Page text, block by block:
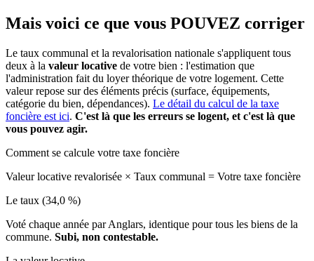
Mais voici ce que vous POUVEZ corriger
Le taux communal et la revalorisation nationale s'appliquent tous
deux à la valeur locative de votre bien : l'estimation que
l'administration fait du loyer théorique de votre logement. Cette
valeur repose sur des éléments précis (surface, équipements,
catégorie du bien, dépendances). Le détail du calcul de la taxe
foncière est ici. C'est là que les erreurs se logent, et c'est là que
vous pouvez agir.
Comment se calcule votre taxe foncière
Valeur locative revalorisée × Taux communal = Votre taxe foncière
Le taux (34,0 %)
Voté chaque année par Anglars, identique pour tous les biens de la
commune. Subi, non contestable.